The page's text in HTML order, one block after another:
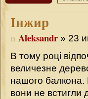
Інжир
Aleksandr » 23
В тому році
величезне
нашого балкона.
вони не встигли